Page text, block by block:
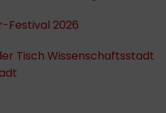
Festival 2026
Tisch Wissenschaftsstadt